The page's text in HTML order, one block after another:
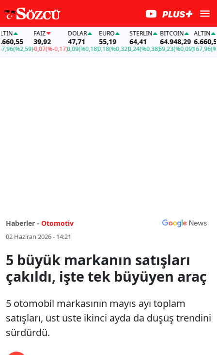
(%2,59)
FAİZ
39,92
-0,07(%-0,17)
DOLAR
47,71
0,09(%0,18)
EURO
55,19
0,18(%0,32)
STERLIN
64,41
0,24(%0,38)
BITCOIN
64.948,29
59,23(%0,09)
ALTIN
6.660,55
167,96
Haberler - Otomotiv
02 Haziran 2026 - 14:21
5 büyük markanın satışları
çakıldı, işte tek büyüyen araç
5 otomobil markasının mayıs ayı toplam
satışları, üst üste ikinci ayda da düşüş trendini
sürdürdü.